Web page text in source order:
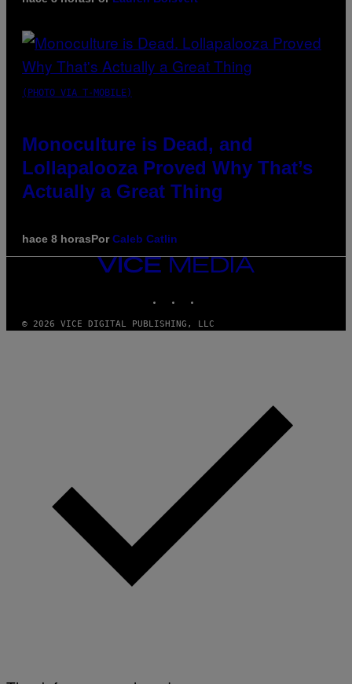
(PHOTO VIA T-MOBILE)
Monoculture is Dead, and
Lollapalooza Proved Why That’s
Actually a Great Thing
hace 8 horasPorCaleb Catlin
VICE
MEDIA
© 2026 VICE DIGITAL PUBLISHING, LLC